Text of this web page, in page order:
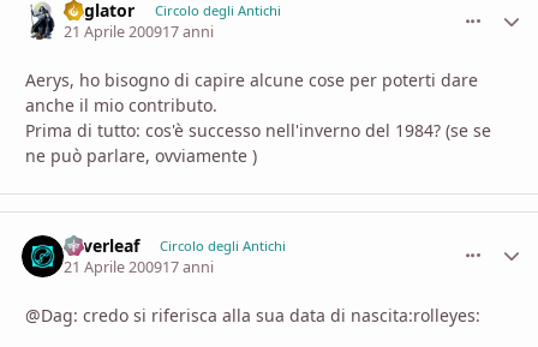
daglator Circolo degli Antichi
21 Aprile 200917 anni
Aerys, ho bisogno di capire alcune cose per poterti dare
anche il mio contributo.
Prima di tutto: cos'è successo nell'inverno del 1984? (se se
ne può parlare, ovviamente )
Silverleaf Circolo degli Antichi
21 Aprile 200917 anni
@Dag: credo si riferisca alla sua data di nascita:rolleyes: